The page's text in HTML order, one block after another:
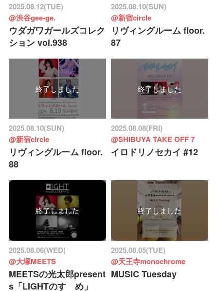
2025.08.12(TUE)
@渋谷gee-ge.
ウダガワガールズコレク
ション vol.938
2025.08.10(SUN)
@新宿circle
リヴィングルーム floor.
87
終了しました
2025.08.10(SUN)
@新宿circle
リヴィングルーム floor.
88
終了しました
2025.08.08(FRI)
@SHIBUYA TAKE OFF 7
イロドリノセカイ #12
終了しました
2025.08.06(WED)
@大塚MEETS
MEETSの光太郎present
s「LIGHTのすゝめ」
終了しました
2025.08.05(TUE)
@天王寺monochrome
MUSIC Tuesday